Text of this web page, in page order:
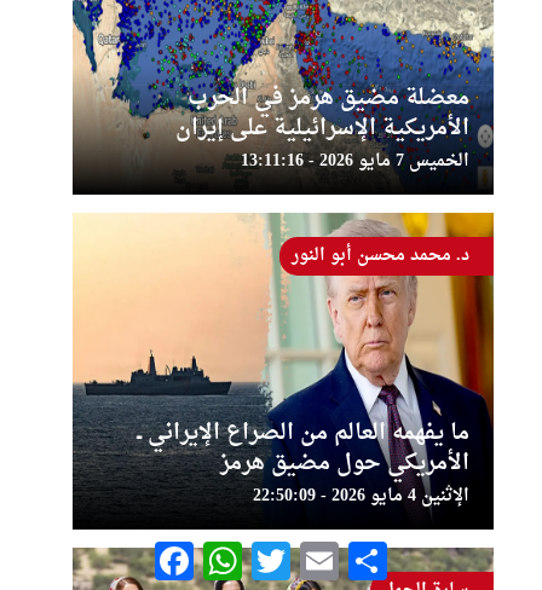
معضلة مضيق هرمز في الحرب
الأمريكية الإسرائيلية على إيران
الخميس 7 مايو 2026 - 13:11:16
ما يفهمه العالم من الصراع الإيراني ــ
الأمريكي حول مضيق هرمز
الإثنين 4 مايو 2026 - 22:50:09
د. محمد محسن أبو النور
FacebookWhatsAppTwitter Email Share